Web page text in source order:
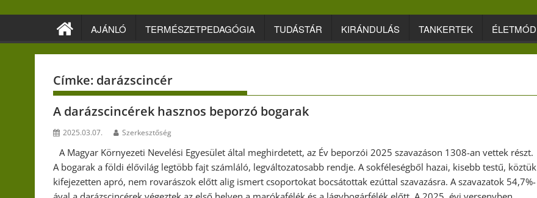
AJÁNLÓ TERMÉSZETPEDAGÓGIA TUDÁSTÁR KIRÁNDULÁS TANKERTEK ÉLETMÓD
Címke: darázscincér
A darázscincérek hasznos beporzó bogarak
2025.03.07. Szerkesztőség
A Magyar Környezeti Nevelési Egyesület által meghirdetett, az Év beporzói 2025 szavazáson 1308-an vettek részt.
A bogarak a földi élővilág legtöbb fajt számláló, legváltozatosabb rendje. A sokféleségből hazai, kisebb testű, köztük
kifejezetten apró, nem rovarászok előtt alig ismert csoportokat bocsátottak ezúttal szavazásra. A szavazatok 54,7%-